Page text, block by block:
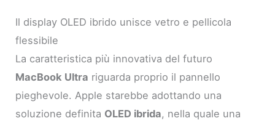
Il display OLED ibrido unisce vetro e pellicola
flessibile
La caratteristica più innovativa del futuro
MacBook Ultra riguarda proprio il pannello
pieghevole. Apple starebbe adottando una
soluzione definita OLED ibrida, nella quale una